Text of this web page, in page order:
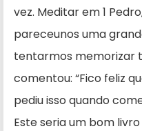
vez. Meditar em 1
pareceu­nos uma
tentarmos memorizar
comentou: “Fico feliz
pediu isso quando
Este seria um bom